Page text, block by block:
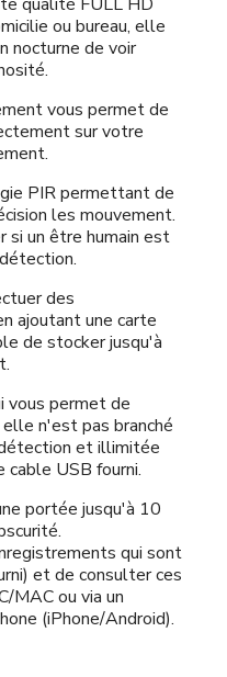
ou bureau, elle
nocturne de voir
vous permet de
sur votre
PIR permettant de
les mouvement.
un être humain est
des
ajoutant une carte
de stocker jusqu'à
vous permet de
n'est pas branché
et illimitée
cable USB fourni.
portée jusqu'à 10
qui sont
et de consulter ces
MAC ou via un
(iPhone/Android).